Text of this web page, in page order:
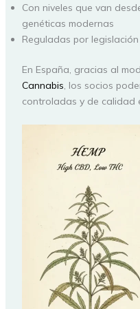
Con niveles que van
genéticas modernas
Reguladas por
En España, gracias al
Cannabis, los socios
controladas y de calidad